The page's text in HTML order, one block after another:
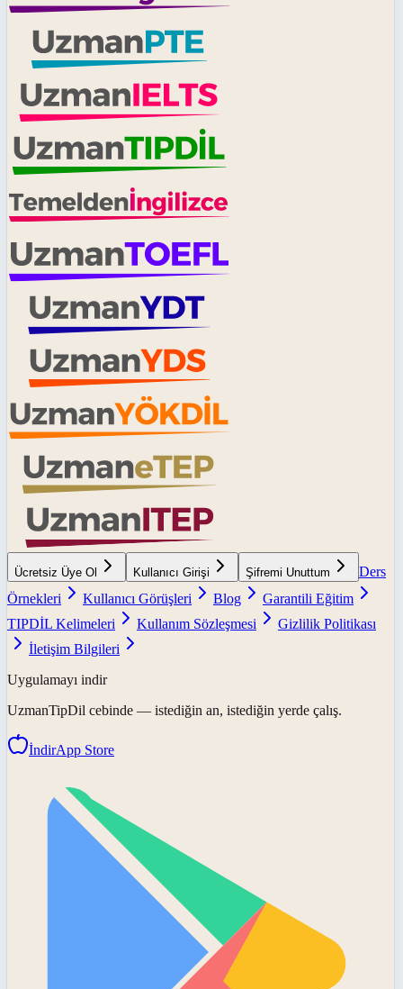
Ücretsiz Üye Ol Kullanıcı Girişi Şifremi Unuttum
Ders
Örnekleri
Kullanıcı Görüşleri Blog
Garantili Eğitim
TIPDİL Kelimeleri
Kullanım Sözleşmesi
Gizlilik Politikası
İletişim Bilgileri
Uygulamayı indir
UzmanTipDil cebinde — istediğin an, istediğin yerde çalış.
İndirApp Store